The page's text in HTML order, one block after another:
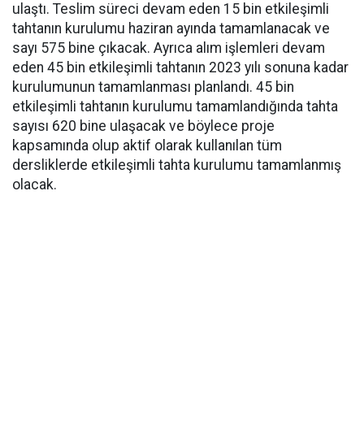
ulaştı. Teslim süreci devam eden 15 bin etkileşimli
tahtanın kurulumu haziran ayında tamamlanacak ve
sayı 575 bine çıkacak. Ayrıca alım işlemleri devam
eden 45 bin etkileşimli tahtanın 2023 yılı sonuna kadar
kurulumunun tamamlanması planlandı. 45 bin
etkileşimli tahtanın kurulumu tamamlandığında tahta
sayısı 620 bine ulaşacak ve böylece proje
kapsamında olup aktif olarak kullanılan tüm
dersliklerde etkileşimli tahta kurulumu tamamlanmış
olacak.